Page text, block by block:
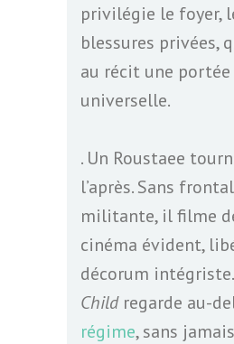
privilégie le foyer,
blessures privées,
au récit une portée
universelle.
. Un Roustaee
l’après. Sans
militante, il filme
cinéma évident,
décorum intégriste.
Childregarde au-
régime, sans